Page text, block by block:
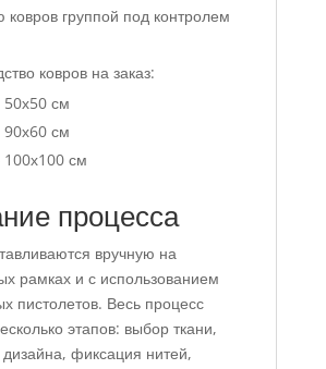
ковров группой под контролем
ковров на заказ:
50х50 см
90х60 см
100х100 см
процесса
вручную на
рамках и с использованием
пистолетов. Весь процесс
этапов: выбор ткани,
дизайна, фиксация нитей,